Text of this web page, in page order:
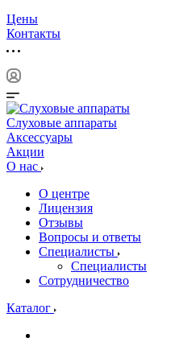
Цены
Контакты
Слуховые аппараты
Аксессуары
Акции
О нас
О центре
Лицензия
Отзывы
Вопросы и ответы
Специалисты
Специалисты
Сотрудничество
Каталог